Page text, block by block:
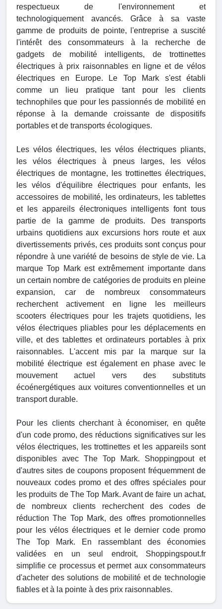
respectueux de l'environnement et
technologiquement avancés. Grâce à sa vaste
gamme de produits de pointe, l'entreprise a suscité
l'intérêt des consommateurs à la recherche de
gadgets de mobilité intelligents, de trottinettes
électriques à prix raisonnables en ligne et de vélos
électriques en Europe. Le Top Mark s'est établi
comme un lieu pratique tant pour les clients
technophiles que pour les passionnés de mobilité en
réponse à la demande croissante de dispositifs
portables et de transports écologiques.
Les vélos électriques, les vélos électriques pliants,
les vélos électriques à pneus larges, les vélos
électriques de montagne, les trottinettes électriques,
les vélos d'équilibre électriques pour enfants, les
accessoires de mobilité, les ordinateurs, les tablettes
et les appareils électroniques intelligents font tous
partie de la gamme de produits. Des transports
urbains quotidiens aux excursions hors route et aux
divertissements privés, ces produits sont conçus pour
répondre à une variété de besoins de style de vie. La
marque Top Mark est extrêmement importante dans
un certain nombre de catégories de produits en pleine
expansion, car de nombreux consommateurs
recherchent activement en ligne les meilleurs
scooters électriques pour les trajets quotidiens, les
vélos électriques pliables pour les déplacements en
ville, et des tablettes et ordinateurs portables à prix
raisonnables. L'accent mis par la marque sur la
mobilité électrique est également en phase avec le
mouvement actuel vers des substituts
écoénergétiques aux voitures conventionnelles et un
transport durable.
Pour les clients cherchant à économiser, en quête
d'un code promo, des réductions significatives sur les
vélos électriques, les trottinettes et les appareils sont
disponibles avec The Top Mark. Shoppingpout et
d'autres sites de coupons proposent fréquemment de
nouveaux codes promo et des offres spéciales pour
les produits de The Top Mark. Avant de faire un achat,
de nombreux clients recherchent des codes de
réduction The Top Mark, des offres promotionnelles
pour les vélos électriques et le dernier code promo
The Top Mark. En rassemblant des économies
validées en un seul endroit, Shoppingspout.fr
simplifie ce processus et permet aux consommateurs
d'acheter des solutions de mobilité et de technologie
fiables et à la pointe à des prix raisonnables.